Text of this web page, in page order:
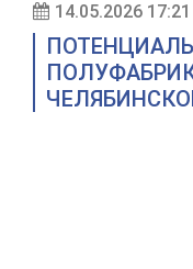
14.05.2026 17:21